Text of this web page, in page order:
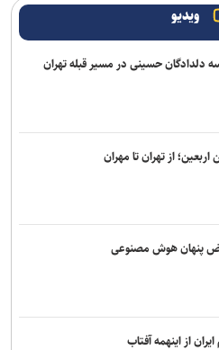
واکاوی چهار ضلع جامعه
تهران خنک‌تر می‌شود
بهای برق مشترکین کشاورزی
بر اساس قانون برنامه هفتم
از ابتدای اجرای طرح مهتاب ۱۹۴ هزار انشعاب غیر مجاز از شبکه برق
از مرز‌های اربعینی در سفر‌های رفت و
ویدیو
دلدادگان حسینی در مسیر قبله تهران
اربعین؛ از تهران تا مهران
پنهان هوش مصنوعی
از اینهمه آفتاب